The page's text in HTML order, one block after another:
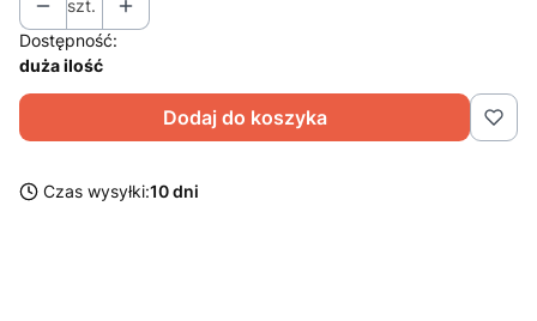
szt.
Dostępność:
duża ilość
Dodaj do koszyka
Czas wysyłki:10 dni